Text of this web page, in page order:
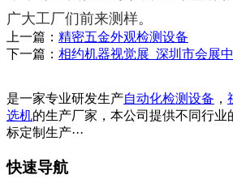
广大工厂们前来测样。
上一篇： 精密五金外观检测设备
下一篇： 相约机器视觉展_深圳市会展
是一家专业研发生产自动化检测设备 ，
选机的生产厂家，本公司提供不同行业
标定制生产···
快速导航